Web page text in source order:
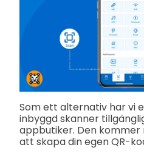
Som ett alternativ har vi
inbyggd skanner
appbutiker. Den
att skapa din egen QR-